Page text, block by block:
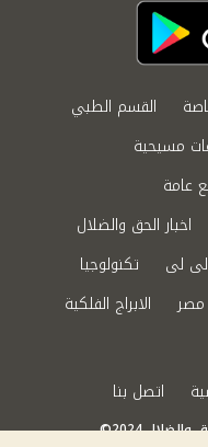
القسم الطبي
مسيحية
عامة
اخبار الحق والضلال
لى
تكنولوجيا
مصر
الابراج الفلكية
اتصل بنا